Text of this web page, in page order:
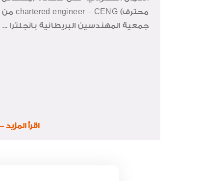
محترف) chartered engineer – CENG من
جمعية المهندسين البريطانية بانجلترا ...
اقرأ المزيد